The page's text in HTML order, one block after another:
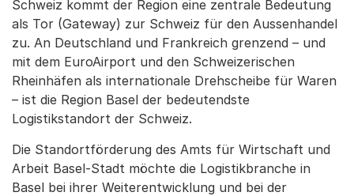
Schweiz kommt der Region eine zentrale Bedeutung
als Tor (Gateway) zur Schweiz für den Aussenhandel
zu. An Deutschland und Frankreich grenzend – und
mit dem EuroAirport und den Schweizerischen
Rheinhäfen als internationale Drehscheibe für Waren
– ist die Region Basel der bedeutendste
Logistikstandort der Schweiz.
Die Standortförderung des Amts für Wirtschaft und
Arbeit Basel-Stadt möchte die Logistikbranche in
Basel bei ihrer Weiterentwicklung und bei der